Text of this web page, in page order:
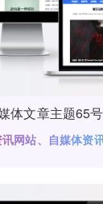
体文章主题65号
网站、自媒体资